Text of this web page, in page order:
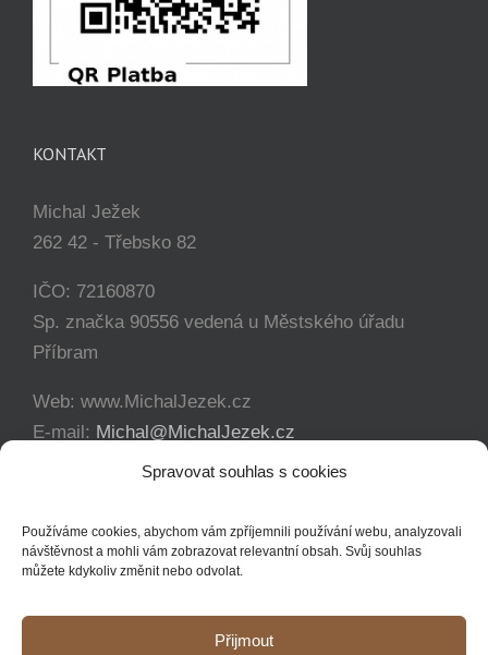
Spravovat souhlas s cookies
Používáme cookies, abychom vám zpříjemnili používání webu, analyzovali
návštěvnost a mohli vám zobrazovat relevantní obsah. Svůj souhlas
můžete kdykoliv změnit nebo odvolat.
Přijmout
KONTAKT
Michal Ježek
262 42 - Třebsko 82
IČO: 72160870
Sp. značka 90556 vedená u Městského úřadu
Příbram
Web: www.MichalJezek.cz
E-mail: Michal@MichalJezek.cz
+420 777 346 649